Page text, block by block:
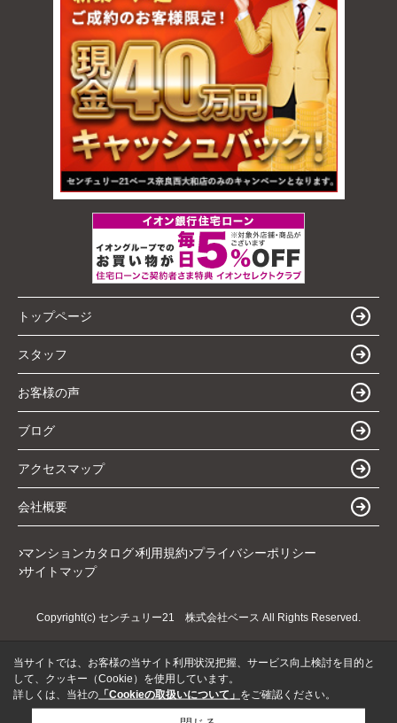
トップページ
スタッフ
お客様の声
ブログ
アクセスマップ
会社概要
マンションカタログ 利用規約 プライバシーポリシー
サイトマップ
Copyright(c) センチュリー21 株式会社ベース All Rights Reserved.
当サイトでは、お客様の当サイト利用状況把握、サービス向上検討を目的と
して、クッキー（Cookie）を使用しています。
詳しくは、当社の 「Cookieの取扱いについて」 をご確認ください。